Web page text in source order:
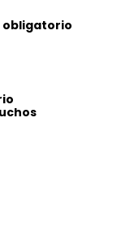
obligatorio